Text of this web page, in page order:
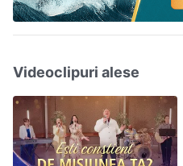
Videoclipuri alese